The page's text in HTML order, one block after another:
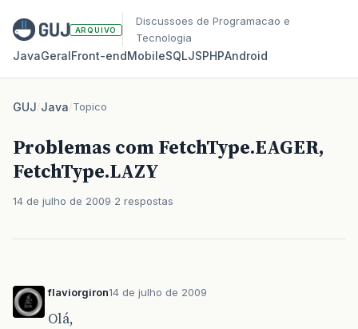
ARQUIVO
Discussoes de Programacao e
Tecnologia
JavaGeralFront‑endMobileSQLJSPHPAndroid
GUJ/Java/Topico
Problemas com FetchType.EAGER,
FetchType.LAZY
14 de julho de 2009 2 respostas
flaviorgiron14 de julho de 2009
Olá,